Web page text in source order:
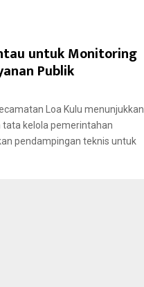
untuk Monitoring
Publik
Loa Kulu menunjukkan
kelola pemerintahan
pendampingan teknis untuk